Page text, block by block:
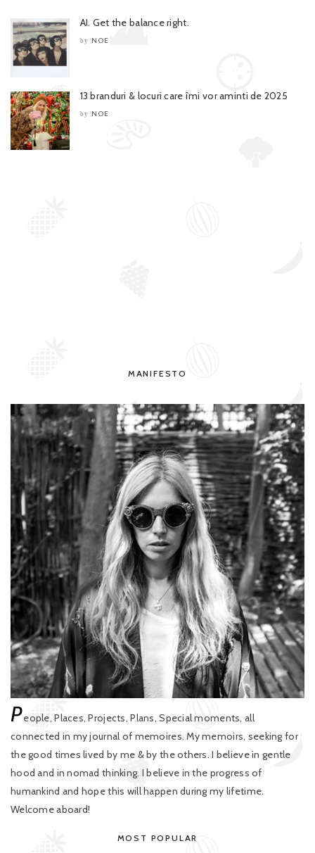
AI. Get the balance right.
by NOE
13 branduri & locuri care îmi vor aminti de 2025
by NOE
MANIFESTO
People, Places, Projects, Plans, Special moments, all
connected in my journal of memoires. My memoirs, seeking for
the good times lived by me & by the others. I believe in gentle
hood and in nomad thinking. I believe in the progress of
humankind and hope this will happen during my lifetime.
Welcome aboard!
MOST POPULAR